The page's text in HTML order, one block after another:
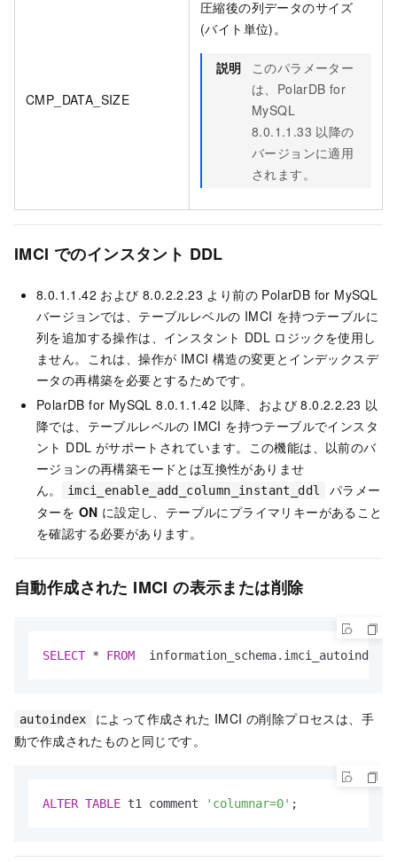
CMP_DATA_SIZE
圧縮後の列データのサイズ
(バイト単位)。
説明
このパラメーター
は、 PolarDB for
MySQL
8.0.1.1.33 以降の
バージョンに適用
されます。
IMCI でのインスタント DDL
8.0.1.1.42 および 8.0.2.2.23 より前の PolarDB for MySQL
バージョンでは、テーブルレベルの IMCI を持つテーブルに
列を追加する操作は、 インスタント DDL ロジックを使用し
ません。これは、操作が IMCI 構造の変更とインデックスデ
ータの再構築を必要とするためです。
PolarDB for MySQL 8.0.1.1.42 以降、および 8.0.2.2.23 以
降では、テーブルレベルの IMCI を持つテーブルでインスタ
ント DDL がサポートされています。この機能は、以前のバ
ージョンの再構築モードとは互換性がありませ
ん。
imci_enable_add_column_instant_ddl
パラメー
ターを ON に設定し、テーブルにプライマリキーがあること
を確認する必要があります。
自動作成された IMCI の表示または削除
SELECT * FROM
autoindex
によって作成された IMCI の削除プロセスは、手
動で作成されたものと同じです。
ALTER TABLE t1 comment 'columnar=0' ;